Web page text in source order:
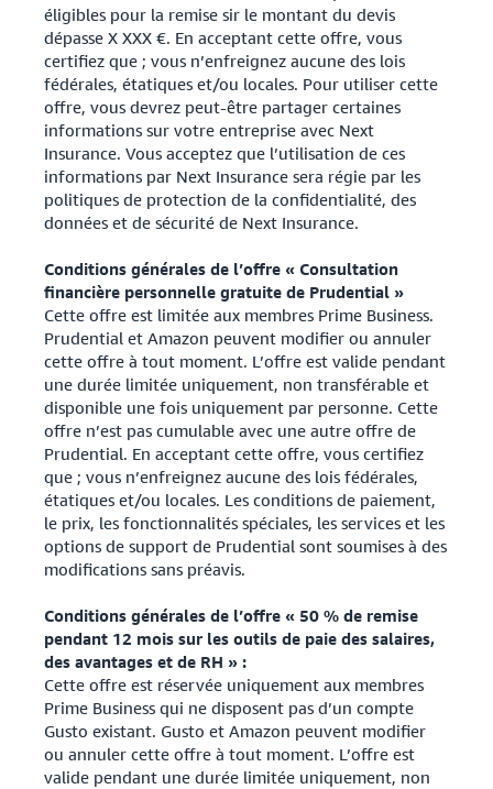
éligibles pour la remise sir le montant du devis
dépasse X XXX €. En acceptant cette offre, vous
certifiez que ; vous n’enfreignez aucune des lois
fédérales, étatiques et/ou locales. Pour utiliser cette
offre, vous devrez peut-être partager certaines
informations sur votre entreprise avec Next
Insurance. Vous acceptez que l’utilisation de ces
informations par Next Insurance sera régie par les
politiques de protection de la confidentialité, des
données et de sécurité de Next Insurance.
Conditions générales de l’offre « Consultation
financière personnelle gratuite de Prudential »
Cette offre est limitée aux membres Prime Business.
Prudential et Amazon peuvent modifier ou annuler
cette offre à tout moment. L’offre est valide pendant
une durée limitée uniquement, non transférable et
disponible une fois uniquement par personne. Cette
offre n’est pas cumulable avec une autre offre de
Prudential. En acceptant cette offre, vous certifiez
que ; vous n’enfreignez aucune des lois fédérales,
étatiques et/ou locales. Les conditions de paiement,
le prix, les fonctionnalités spéciales, les services et les
options de support de Prudential sont soumises à des
modifications sans préavis.
Conditions générales de l’offre « 50 % de remise
pendant 12 mois sur les outils de paie des salaires,
des avantages et de RH » :
Cette offre est réservée uniquement aux membres
Prime Business qui ne disposent pas d’un compte
Gusto existant. Gusto et Amazon peuvent modifier
ou annuler cette offre à tout moment. L’offre est
valide pendant une durée limitée uniquement, non